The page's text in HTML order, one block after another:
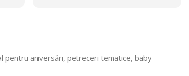
pentru aniversări, petreceri tematice, baby